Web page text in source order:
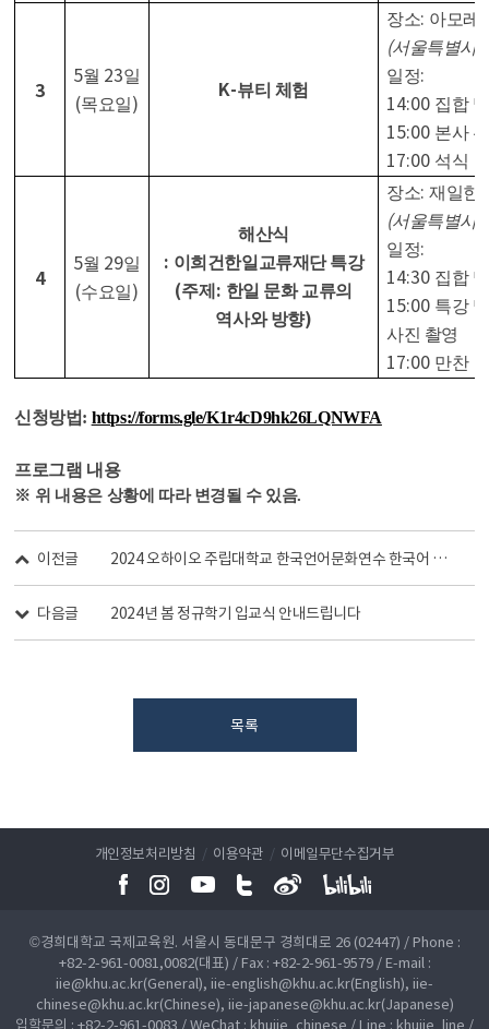
3
5월 23일
(목요일)
K-뷰티 체험
장소: 아모레
(서울특별시
일정:
14:00 집합
15:00 본사
17:00 석식
4
5월 29일
(수요일)
해산식
: 이희건한일교류재단 특강
(주제 : 한일 문화 교류의
역사와 방향)
장소:재일한
(서울특별시
일정:
14:30 집합
15:00 특강
사진 촬영
17:00 만찬
신청방법: https://forms.gle/K1r4cD9hk26LQNWFA
프로그램 내용
※ 위 내용은 상황에 따라 변경될 수 있음.
이전글 2024 오하이오 주립대학교 한국언어문화연수 한국어 도우미 모집공고
다음글 2024년 봄 정규학기 입교식 안내드립니다
목록
개인정보처리방침 / 이용약관 / 이메일무단수집거부
©경희대학교 국제교육원. 서울시 동대문구 경희대로 26 (02447) / Phone :
+82-2-961-0081,0082(대표) / Fax : +82-2-961-9579 / E-mail :
iie@khu.ac.kr(General), iie-english@khu.ac.kr(English), iie-
chinese@khu.ac.kr(Chinese), iie-japanese@khu.ac.kr(Japanese)
입학문의 : +82-2-961-0083 / WeChat : khuiie_chinese / Line : khuiie_line /